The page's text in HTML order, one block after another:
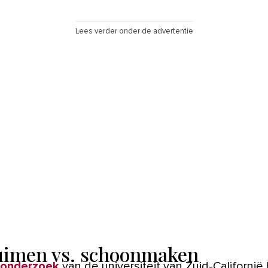
Lees verder onder de advertentie
vs. schoonmaken